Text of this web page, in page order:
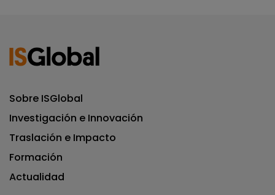
Sobre ISGlobal
Investigación e Innovación
Traslación e Impacto
Formación
Actualidad